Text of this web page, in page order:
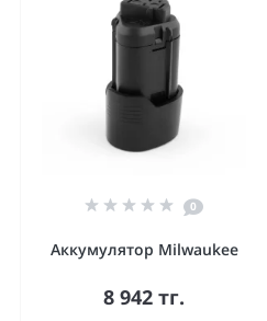
0
Аккумулятор Milwaukee
8 942 тг.